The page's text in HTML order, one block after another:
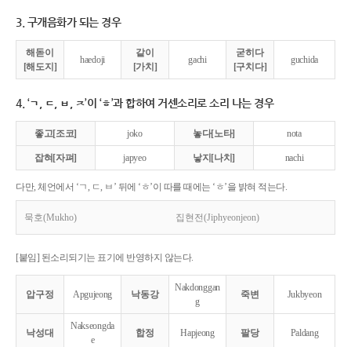
3. 구개음화가 되는 경우
해돋이
[해도지]
haedoji
같이
[가치]
gachi
굳히다
[구치다]
guchida
4. ‘ㄱ, ㄷ, ㅂ, ㅈ’이 ‘ㅎ’과 합하여 거센소리로 소리 나는 경우
좋고[조코] joko 놓다[노타] nota
잡혀[자펴] japyeo 낳지[나치] nachi
다만, 체언에서 ‘ㄱ, ㄷ, ㅂ’ 뒤에 ‘ㅎ’이 따를 때에는 ‘ㅎ’을 밝혀 적는다.
묵호(Mukho) 집현전(Jiphyeonjeon)
[붙임] 된소리되기는 표기에 반영하지 않는다.
압구정 Apgujeong 낙동강
Nakdonggan
g
죽변 Jukbyeon
낙성대
Nakseongda
e
합정 Hapjeong 팔당 Paldang